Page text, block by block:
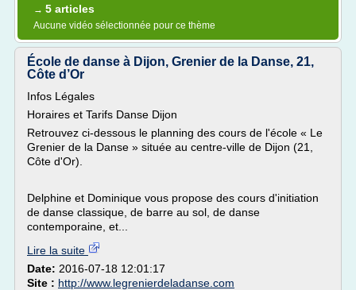
→ 5 articles
Aucune vidéo sélectionnée pour ce thème
École de danse à Dijon, Grenier de la Danse, 21,
Côte d’Or
Infos Légales
Horaires et Tarifs Danse Dijon
Retrouvez ci-dessous le planning des cours de l'école « Le
Grenier de la Danse » située au centre-ville de Dijon (21,
Côte d'Or).
Delphine et Dominique vous propose des cours d'initiation
de danse classique, de barre au sol, de danse
contemporaine, et...
Lire la suite
Date: 2016-07-18 12:01:17
Site : http://www.legrenierdeladanse.com